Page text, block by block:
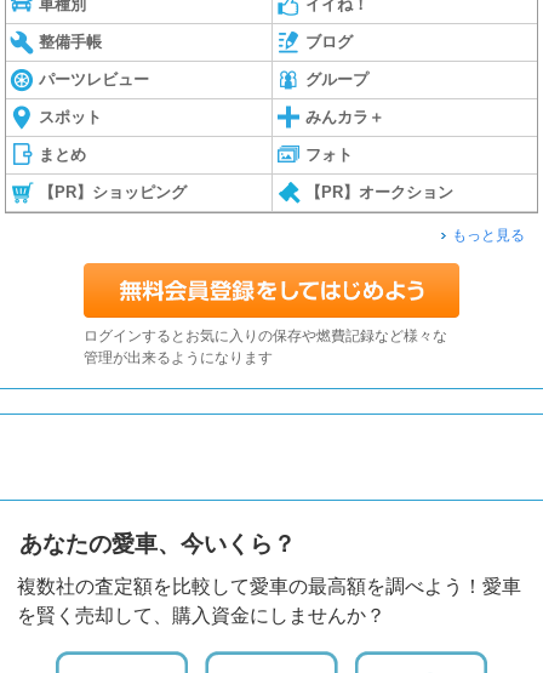
車種別 イイね！
整備手帳 ブログ
パーツレビュー グループ
スポット みんカラ＋
まとめ フォト
【PR】ショッピング 【PR】オークション
もっと見る
ログインするとお気に入りの保存や燃費記録など様々な
管理が出来るようになります
あなたの愛車、今いくら？
複数社の査定額を比較して愛車の最高額を調べよう！愛車
を賢く売却して、購入資金にしませんか？